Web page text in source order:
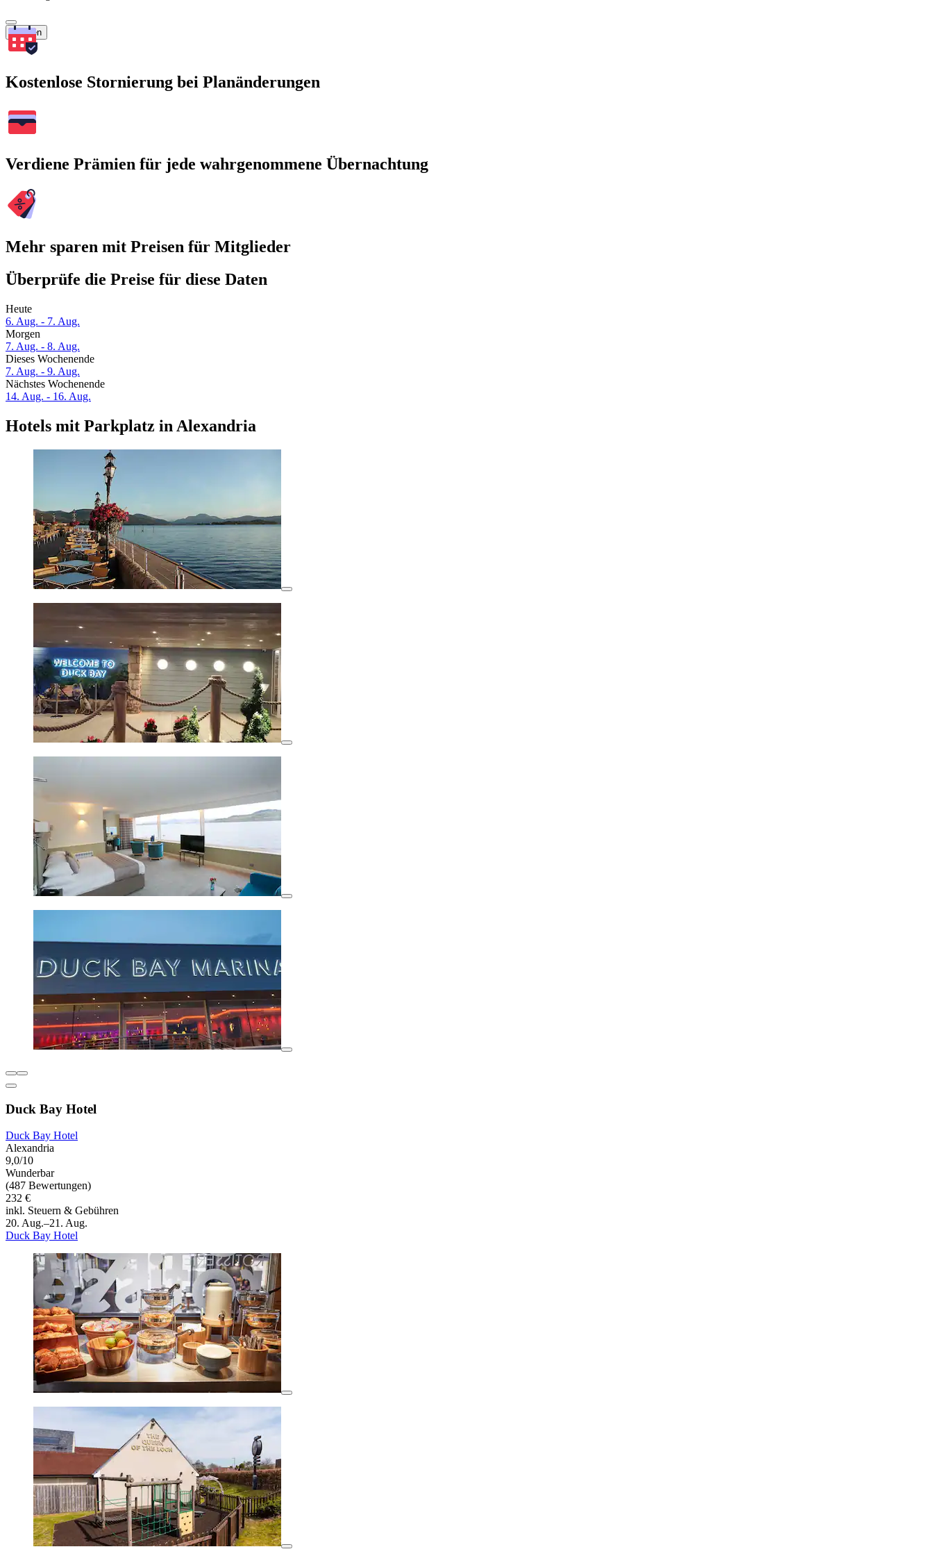
Suchen
Kostenlose Stornierung bei Planänderungen
Verdiene Prämien für jede wahrgenommene Übernachtung
Mehr sparen mit Preisen für Mitglieder
Überprüfe die Preise für diese Daten
Heute
6. Aug. - 7. Aug.
Morgen
7. Aug. - 8. Aug.
Dieses Wochenende
7. Aug. - 9. Aug.
Nächstes Wochenende
14. Aug. - 16. Aug.
Hotels mit Parkplatz in Alexandria
Duck Bay Hotel
Duck Bay Hotel
Alexandria
9,0/10
Wunderbar
(487 Bewertungen)
232 €
inkl. Steuern & Gebühren
20. Aug.–21. Aug.
Duck Bay Hotel